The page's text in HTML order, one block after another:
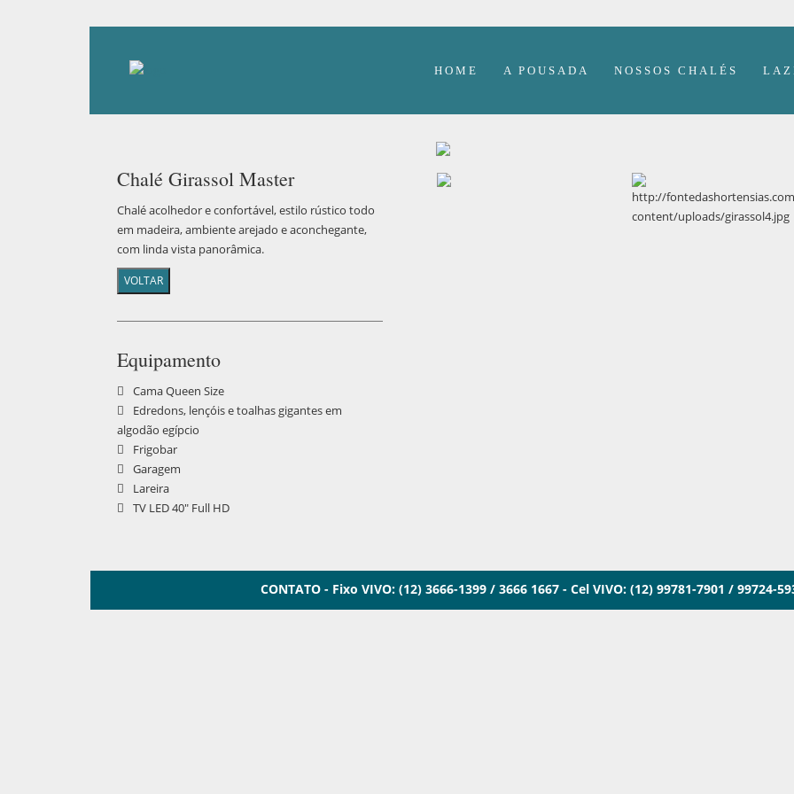
HOME A POUSADA NOSSOS CHALÉS
Chalé Girassol Master
Chalé acolhedor e confortável, estilo rústico todo
em madeira, ambiente arejado e aconchegante,
com linda vista panorâmica.
Equipamento
Cama Queen Size
Edredons, lençóis e toalhas gigantes em
algodão egípcio
Frigobar
Garagem
Lareira
TV LED 40" Full HD
CONTATO - Fixo VIVO: (12) 3666-1399 / 3666 1667 - Cel VIVO: (12) 99781-7901 / 99724-